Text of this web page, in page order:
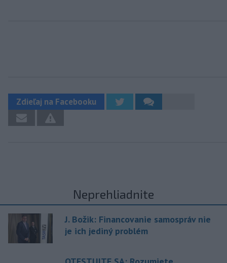
Zdieľaj na Facebooku
Neprehliadnite
J. Božik: Financovanie samospráv nie
je ich jediný problém